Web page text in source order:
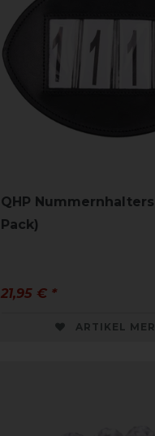
QHP
Pack)
21,95 € *
ARTIKEL